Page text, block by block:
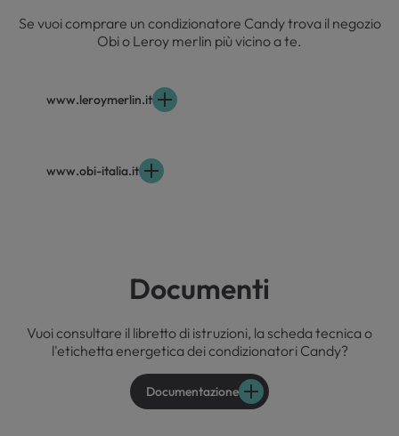
Se vuoi comprare un condizionatore Candy trova il negozio
Obi o Leroy merlin più vicino a te.
www.leroymerlin.it
www.obi-italia.it
Documenti
Vuoi consultare il libretto di istruzioni, la scheda tecnica o
l'etichetta energetica dei condizionatori Candy?
Documentazione